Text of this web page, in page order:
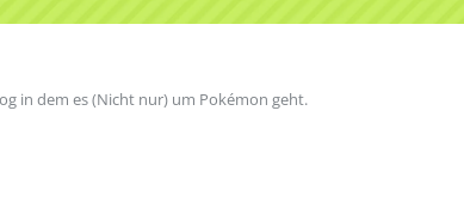
in dem es (Nicht nur) um Pokémon geht.